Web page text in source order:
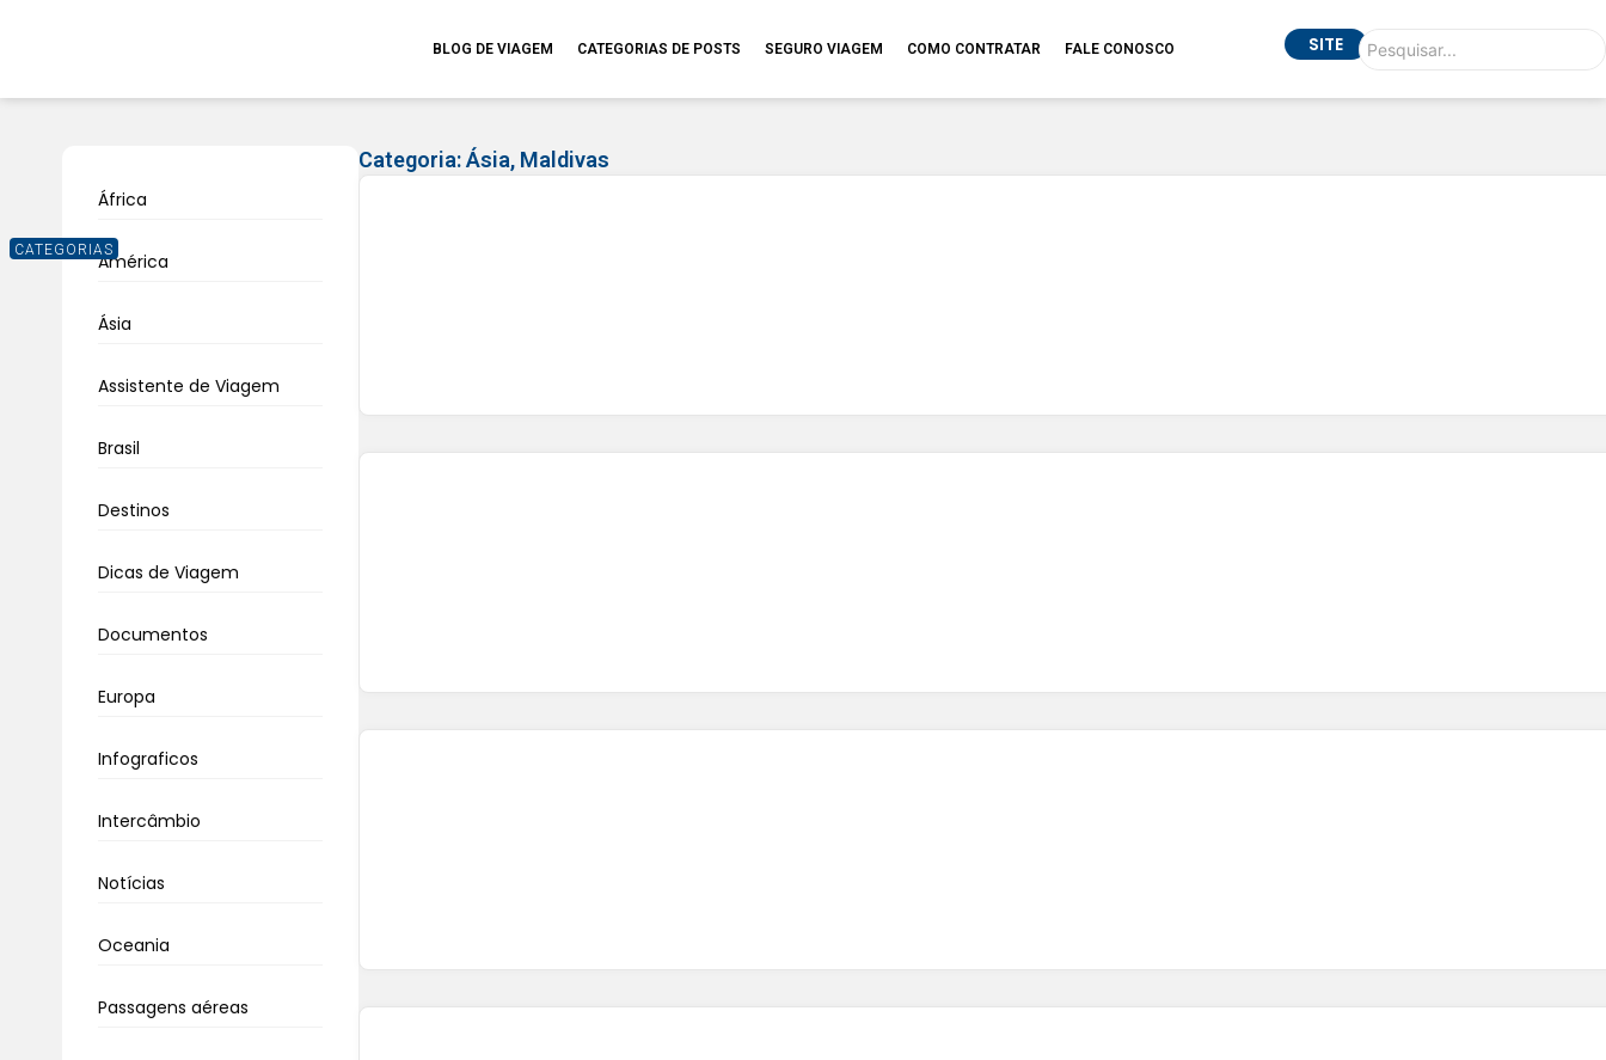
BLOG DE VIAGEM CATEGORIAS DE POSTS SEGURO VIAGEM COMO CONTRATAR FALE CONOSCO SITE
CATEGORIAS
África
América
Ásia
Assistente de Viagem
Brasil
Destinos
Dicas de Viagem
Documentos
Europa
Infograficos
Intercâmbio
Notícias
Oceania
Passagens aéreas
Categoria:Ásia, Maldivas